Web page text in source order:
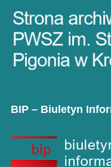
BIP – Biuletyn